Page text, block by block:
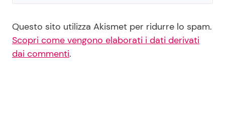
Questo sito utilizza Akismet per ridurre lo spam.
Scopri come vengono elaborati i dati derivati
dai commenti.